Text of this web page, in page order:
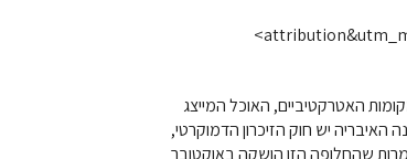
האטרקטיביים, האוכל המייצג
יש חוק הזיכרון הדמוקרטי,
שהחלופה הזו הושקה באוקטובר